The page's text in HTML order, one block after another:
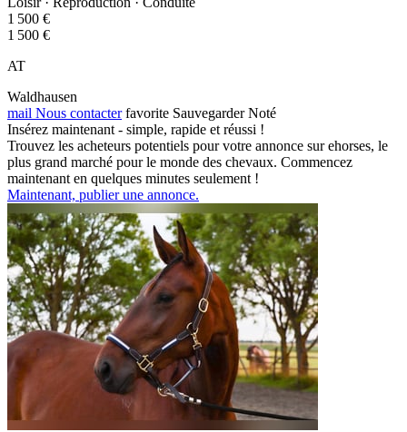
1 500 €
1 500 €
AT
Waldhausen
mail Nous contacter favorite Sauvegarder Noté
Insérez maintenant - simple, rapide et réussi !
Trouvez les acheteurs potentiels pour votre annonce sur ehorses, le
plus grand marché pour le monde des chevaux. Commencez
maintenant en quelques minutes seulement !
Maintenant, publier une annonce.